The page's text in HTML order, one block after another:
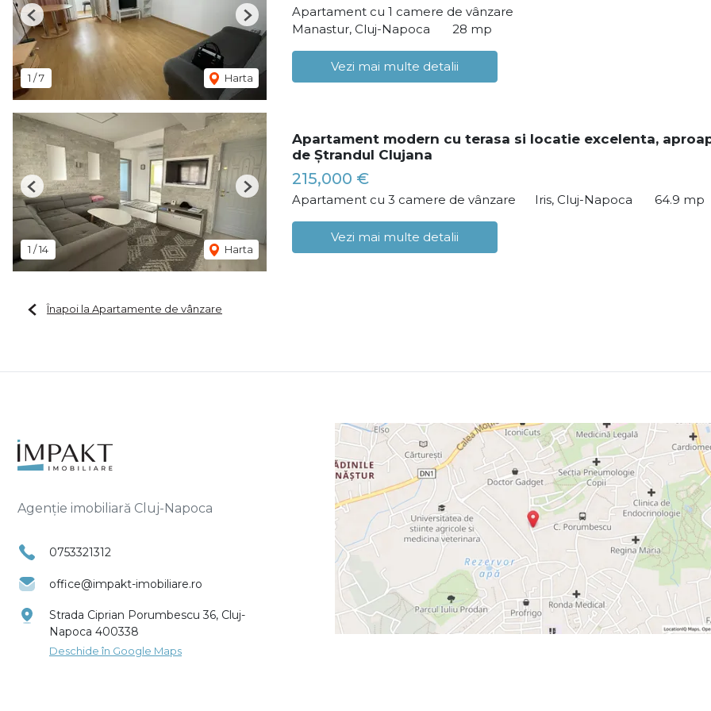
1 /7 Harta
Previous Next
Apartament cu 1 camere de vânzare
Manastur, Cluj-Napoca
28 mp
Vezi mai multe detalii
1 /14 Harta
Previous Next
Apartament modern cu terasa si locatie excelenta,
de Ștrandul Clujana
215,000 €
Apartament cu 3 camere de vânzare Iris, Cluj-Napoca 64.9 mp
Vezi mai multe detalii
Înapoi la Apartamente de vânzare
Agenție imobiliară Cluj-Napoca
0753321312
office@impakt-imobiliare.ro
Strada Ciprian Porumbescu 36, Cluj-
Napoca 400338
Deschide în Google Maps